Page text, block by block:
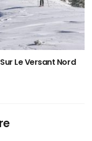
Le Versant Nord